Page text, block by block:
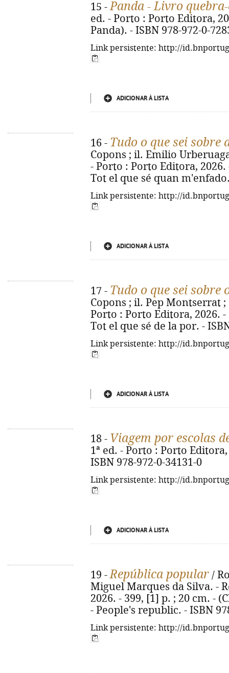
15 -Panda - Livro
ed. - Porto : Porto Editora,
Panda). - ISBN 978-972-0-
Link persistente: http://
ADICIONAR À LISTA
16 - Tudo o que sei sobre
Copons ; il. Emilio
- Porto : Porto Editora,
Tot el que sé quan
Link persistente: http://
ADICIONAR À LISTA
17 - Tudo o que sei sobre
Copons ; il. Pep Montserrat ;
Porto : Porto Editora, 2026.
Tot el que sé de la por. -
Link persistente: http://
ADICIONAR À LISTA
18 - Viagem por escolas
1ª ed. - Porto : Porto
ISBN 978-972-0-34131-0
Link persistente: http://
ADICIONAR À LISTA
19 -República popular /
Miguel Marques da Silva. -
2026. - 399, [1] p. ; 20 cm. -
- People's republic. - ISBN
Link persistente: http://